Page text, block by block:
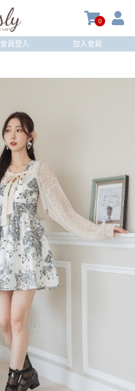
0
會員登入 加入會員